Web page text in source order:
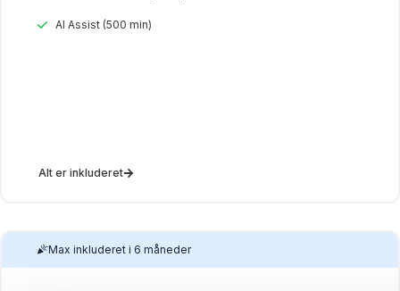
AI Assist (500 min)
Alt er inkluderet
Max inkluderet i 6 måneder